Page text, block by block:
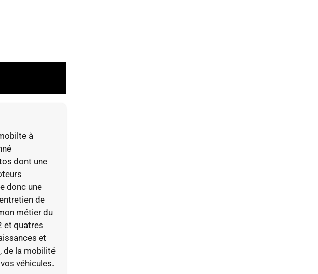
à
dont une
donc une
de
métier du
et quatres
et
de la mobilité
véhicules.